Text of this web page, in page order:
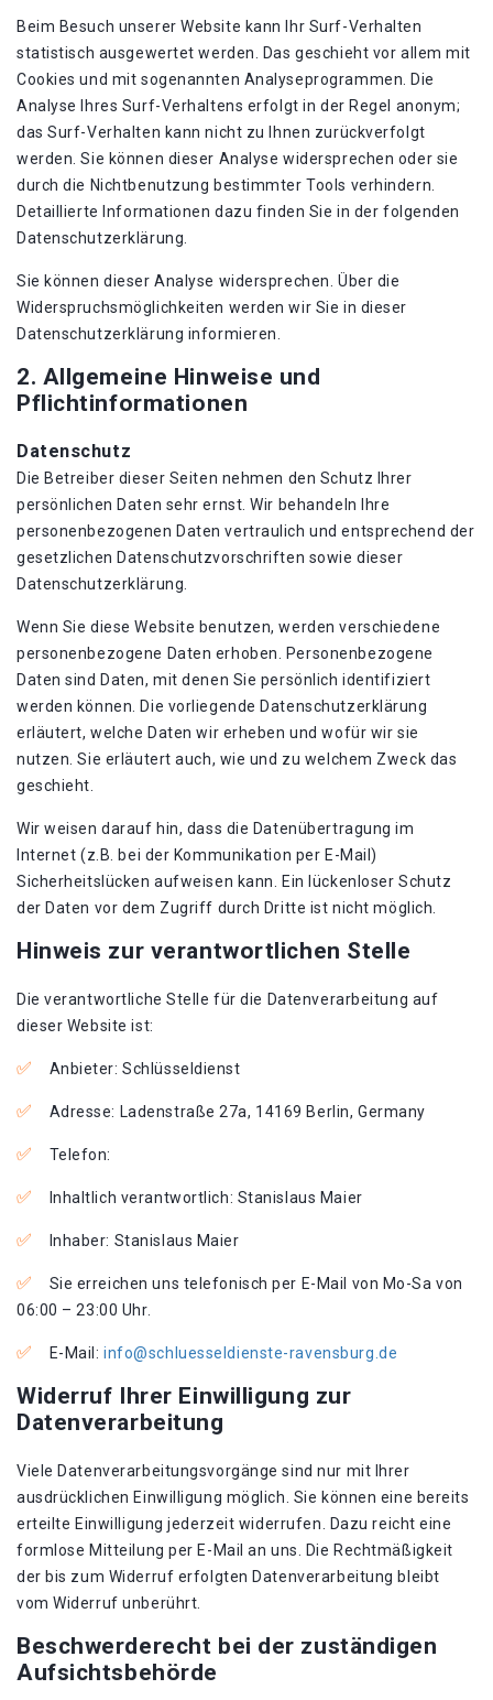
Beim Besuch unserer Website kann Ihr Surf-Verhalten
statistisch ausgewertet werden. Das geschieht vor allem mit
Cookies und mit sogenannten Analyseprogrammen. Die
Analyse Ihres Surf-Verhaltens erfolgt in der Regel anonym;
das Surf-Verhalten kann nicht zu Ihnen zurückverfolgt
werden. Sie können dieser Analyse widersprechen oder sie
durch die Nichtbenutzung bestimmter Tools verhindern.
Detaillierte Informationen dazu finden Sie in der folgenden
Datenschutzerklärung.
Sie können dieser Analyse widersprechen. Über die
Widerspruchsmöglichkeiten werden wir Sie in dieser
Datenschutzerklärung informieren.
2. Allgemeine Hinweise und
Pflichtinformationen
Datenschutz
Die Betreiber dieser Seiten nehmen den Schutz Ihrer
persönlichen Daten sehr ernst. Wir behandeln Ihre
personenbezogenen Daten vertraulich und entsprechend der
gesetzlichen Datenschutzvorschriften sowie dieser
Datenschutzerklärung.
Wenn Sie diese Website benutzen, werden verschiedene
personenbezogene Daten erhoben. Personenbezogene
Daten sind Daten, mit denen Sie persönlich identifiziert
werden können. Die vorliegende Datenschutzerklärung
erläutert, welche Daten wir erheben und wofür wir sie
nutzen. Sie erläutert auch, wie und zu welchem Zweck das
geschieht.
Wir weisen darauf hin, dass die Datenübertragung im
Internet (z.B. bei der Kommunikation per E-Mail)
Sicherheitslücken aufweisen kann. Ein lückenloser Schutz
der Daten vor dem Zugriff durch Dritte ist nicht möglich.
Hinweis zur verantwortlichen Stelle
Die verantwortliche Stelle für die Datenverarbeitung auf
dieser Website ist:
Anbieter: Schlüsseldienst
Adresse: Ladenstraße 27a, 14169 Berlin, Germany
Telefon:
Inhaltlich verantwortlich: Stanislaus Maier
Inhaber: Stanislaus Maier
Sie erreichen uns telefonisch per E-Mail von Mo-Sa von
06:00 – 23:00 Uhr.
E-Mail:info@schluesseldienste-ravensburg.de
Widerruf Ihrer Einwilligung zur
Datenverarbeitung
Viele Datenverarbeitungsvorgänge sind nur mit Ihrer
ausdrücklichen Einwilligung möglich. Sie können eine bereits
erteilte Einwilligung jederzeit widerrufen. Dazu reicht eine
formlose Mitteilung per E-Mail an uns. Die Rechtmäßigkeit
der bis zum Widerruf erfolgten Datenverarbeitung bleibt
vom Widerruf unberührt.
Beschwerderecht bei der zuständigen
Aufsichtsbehörde